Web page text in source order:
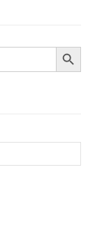
Botón de